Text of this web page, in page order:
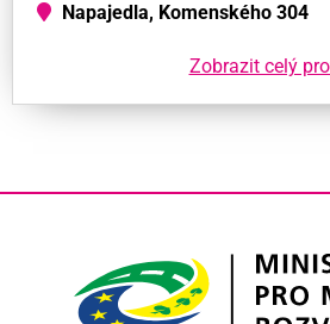
Napajedla, Komenského 304
Zobrazit celý